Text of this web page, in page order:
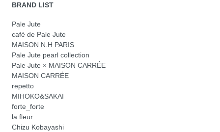
BRAND LIST
Pale Jute
café de Pale Jute
MAISON N.H PARIS
Pale Jute pearl collection
Pale Jute × MAISON CARRÉE
MAISON CARRÉE
repetto
MIHOKO&SAKAI
forte_forte
la fleur
Chizu Kobayashi